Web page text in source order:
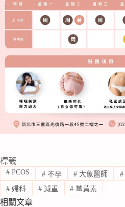
標籤
#PCOS #不孕 # 大象醫師 #
#婦科 #減重 # 薑黃素
相關文章